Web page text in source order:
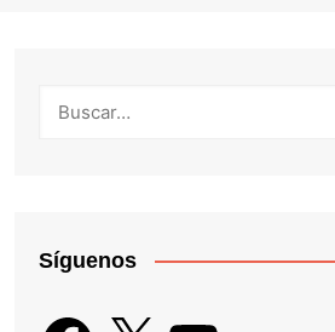
Síguenos
Facebook
X YouTube